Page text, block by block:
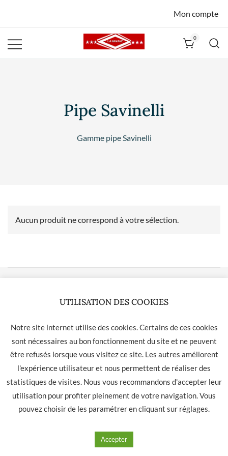
Mon compte
0
Pipe Savinelli
Gamme pipe Savinelli
Aucun produit ne correspond à votre sélection.
05 01 31
Contact CGU CGV
UTILISATION DES COOKIES
Notre site internet utilise des cookies. Certains de ces cookies
sont nécessaires au bon fonctionnement du site et ne peuvent
être refusés lorsque vous visitez ce site. Les autres améliorent
l'expérience utilisateur et nous permettent de réaliser des
statistiques de visites. Nous vous recommandons d'accepter leur
utilisation pour profiter pleinement de votre navigation. Vous
pouvez choisir de les paramétrer en cliquant sur réglages.
Accepter